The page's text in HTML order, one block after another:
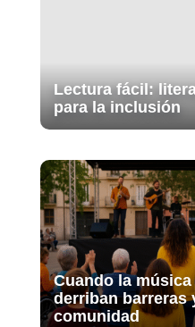
Lectura fácil:
para la inclusión
Cuando la
derriban barreras
comunidad